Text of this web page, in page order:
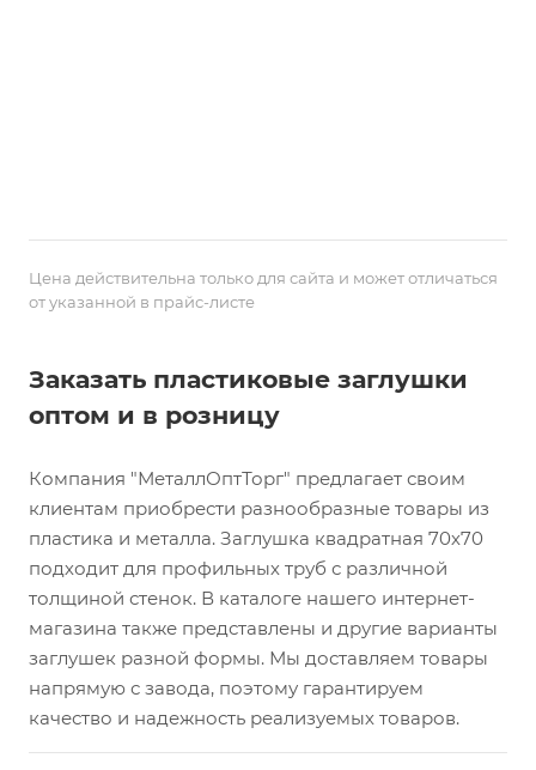
Цена действительна только для сайта и может отличаться
от указанной в прайс-листе
Заказать пластиковые заглушки
оптом и в розницу
Компания "МеталлОптТорг" предлагает своим
клиентам приобрести разнообразные товары из
пластика и металла. Заглушка квадратная 70х70
подходит для профильных труб с различной
толщиной стенок. В каталоге нашего интернет-
магазина также представлены и другие варианты
заглушек разной формы. Мы доставляем товары
напрямую с завода, поэтому гарантируем
качество и надежность реализуемых товаров.